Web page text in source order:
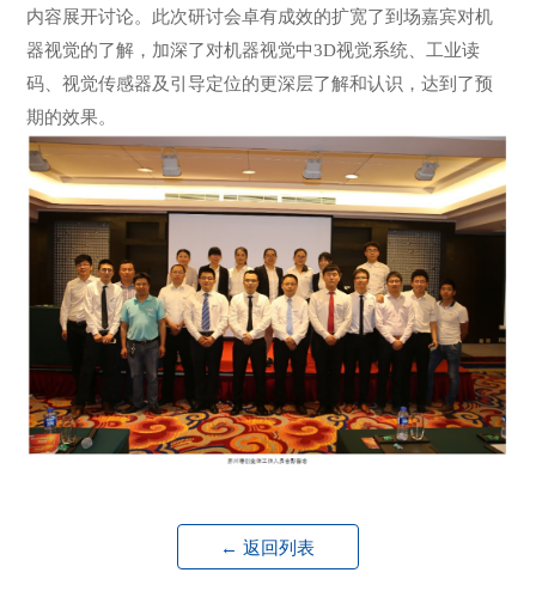
内容展开讨论。此次研讨会卓有成效的扩宽了到场嘉宾对机
器视觉的了解，加深了对机器视觉中3D视觉系统、工业读
码、视觉传感器及引导定位的更深层了解和认识，达到了预
期的效果。
← 返回列表